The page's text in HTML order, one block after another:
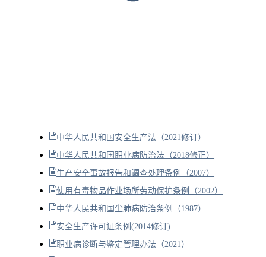
中华人民共和国安全生产法（2021修订）
中华人民共和国职业病防治法（2018修正）
生产安全事故报告和调查处理条例（2007）
使用有毒物品作业场所劳动保护条例（2002）
中华人民共和国尘肺病防治条例（1987）
安全生产许可证条例(2014修订)
职业病诊断与鉴定管理办法（2021）